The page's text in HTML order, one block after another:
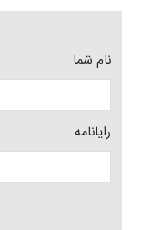
نام شما
رایانامه